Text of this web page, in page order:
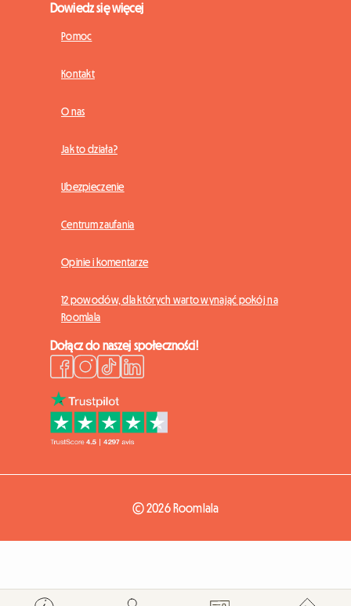
Dowiedz się więcej
Pomoc
Kontakt
O nas
Jak to działa?
Ubezpieczenie
Centrum zaufania
Opinie i komentarze
12 powodów, dla których warto wynająć pokój na
Roomlala
Dołącz do naszej społeczności!
© 2026 Roomlala